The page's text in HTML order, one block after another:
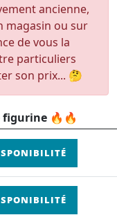
ancienne,
magasin ou sur
de vous la
particuliers
son prix... 🤔
figurine 🔥🔥